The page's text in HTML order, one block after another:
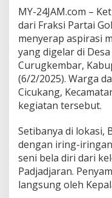
MY-24JAM.com –
dari Fraksi Partai
menyerap aspirasi
yang digelar di
Curugkembar,
(6/2/2025). Warga
Cicukang,
kegiatan tersebut.
Setibanya di lokasi,
dengan iring-
seni bela diri dari
Padjadjaran.
langsung oleh